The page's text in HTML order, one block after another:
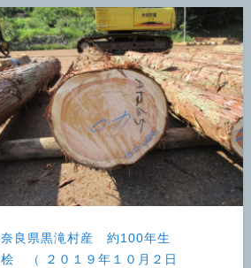
奈良県黒滝村産 約100年生
桧 （ ２０１９年１０月２日